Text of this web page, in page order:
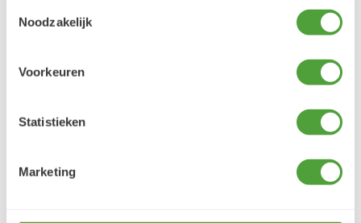
Noodzakelijk
Voorkeuren
Statistieken
Marketing